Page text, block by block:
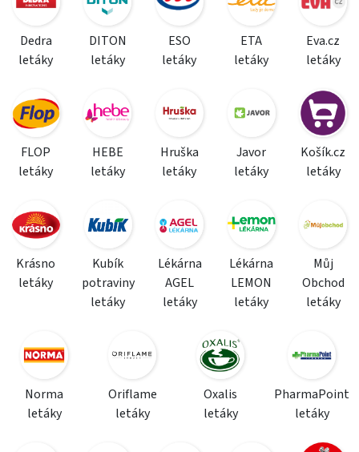
Dedra
letáky
DITON
letáky
ESO
letáky
ETA
letáky
Eva.cz
letáky
FLOP
letáky
HEBE
letáky
Hruška
letáky
Javor
letáky
Košík.cz
letáky
Krásno
letáky
Kubík
potraviny
letáky
Lékárna
AGEL
letáky
Lékárna
LEMON
letáky
Můj
Obchod
letáky
Norma
letáky
Oriflame
letáky
Oxalis
letáky
PharmaPoint
letáky